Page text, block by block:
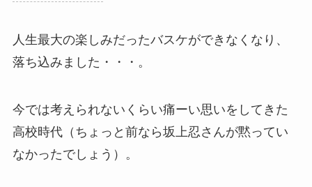
人生最大の楽しみだったバスケができなくなり、
落ち込みました・・・。
今では考えられないくらい痛ーい思いをしてきた
高校時代（ちょっと前なら坂上忍さんが黙ってい
なかったでしょう）。